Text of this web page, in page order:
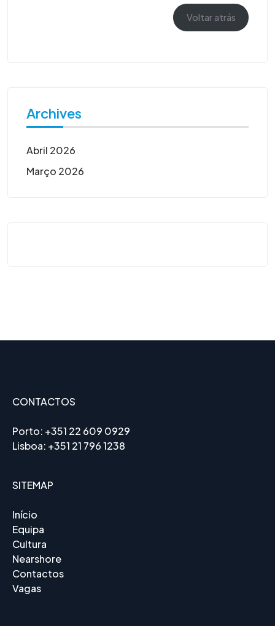
Voltar atrás
Archives
Abril 2026
Março 2026
CONTACTOS
Porto: +351 22 609 0929
Lisboa: +351 21 796 1238
SITEMAP
Início
Equipa
Cultura
Nearshore
Contactos
Vagas